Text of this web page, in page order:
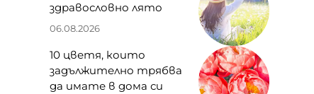
здравословно лято
06.08.2026
10 цветя, които
задължително трябва
да имате в дома си